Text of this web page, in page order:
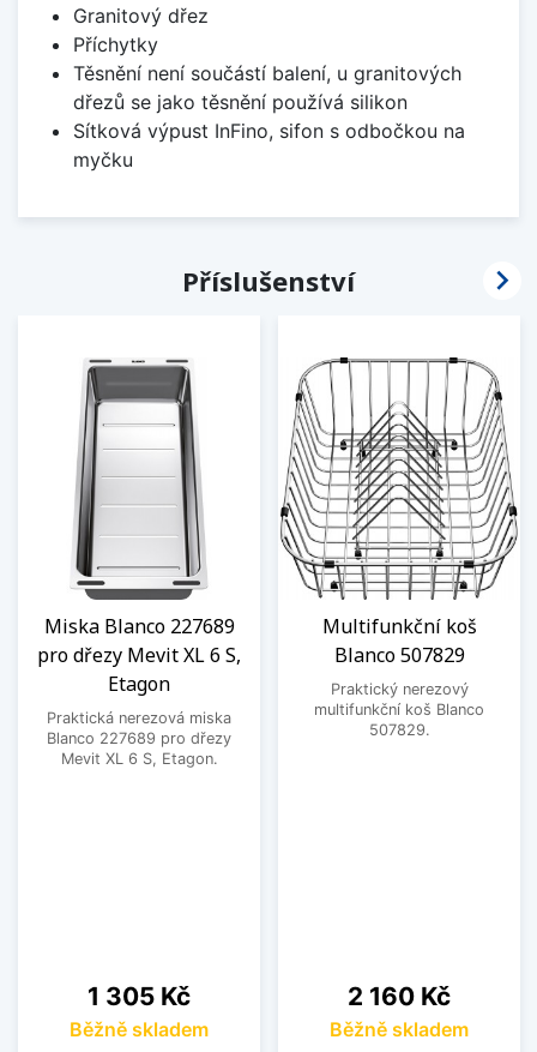
Granitový dřez
Příchytky
Těsnění není součástí balení, u granitových
dřezů se jako těsnění používá silikon
Sítková výpust InFino, sifon s odbočkou na
myčku
Příslušenství
Miska Blanco 227689
pro dřezy Mevit XL 6 S,
Etagon
Praktická nerezová miska
Blanco 227689 pro dřezy
Mevit XL 6 S, Etagon.
Cena
1 305 Kč
Běžně skladem
Multifunkční koš
Blanco 507829
Praktický nerezový
multifunkční koš Blanco
507829.
Cena
2 160 Kč
Běžně skladem
